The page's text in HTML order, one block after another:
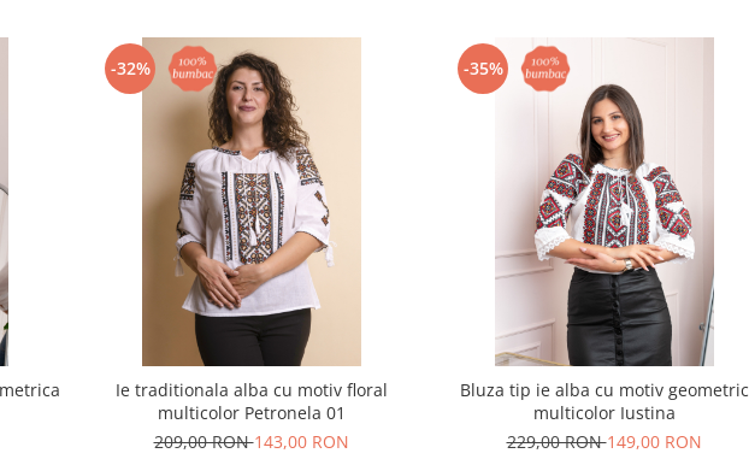
-32%
Ie traditionala alba cu motiv floral
multicolor Petronela 01
209,00 RON143,00 RON
-35%
Bluza tip ie alba cu motiv geometric
multicolor Iustina
229,00 RON149,00 RON